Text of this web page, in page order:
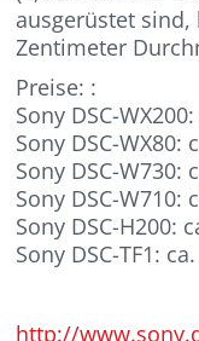
ausgerüstet sind,
Zentimeter
Preise: :
Sony DSC-
Sony DSC-WX80:
Sony DSC-W730:
Sony DSC-W710:
Sony DSC-H200:
Sony DSC-TF1:
http://